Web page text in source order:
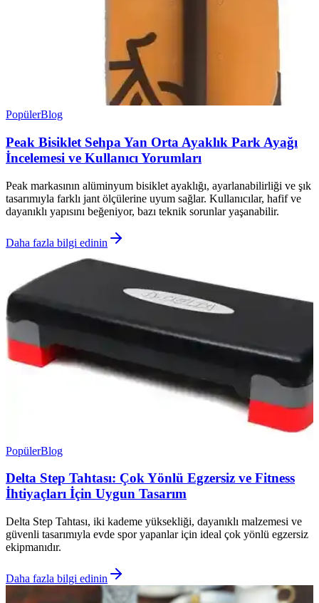
PopülerBlog
Peak Bisiklet Sehpa Yan Orta Ayaklık Park Ayağı
İncelemesi ve Kullanıcı Yorumları
Peak markasının alüminyum bisiklet ayaklığı, ayarlanabilirliği ve şık
tasarımıyla farklı jant ölçülerine uyum sağlar. Kullanıcılar, hafif ve
dayanıklı yapısını beğeniyor, bazı teknik sorunlar yaşanabilir.
Daha fazla bilgi edinin
PopülerBlog
Delta Step Tahtası: Çok Yönlü Egzersiz ve Fitness
İhtiyaçları İçin Uygun Tasarım
Delta Step Tahtası, iki kademe yüksekliği, dayanıklı malzemesi ve
güvenli tasarımıyla evde spor yapanlar için ideal çok yönlü egzersiz
ekipmanıdır.
Daha fazla bilgi edinin